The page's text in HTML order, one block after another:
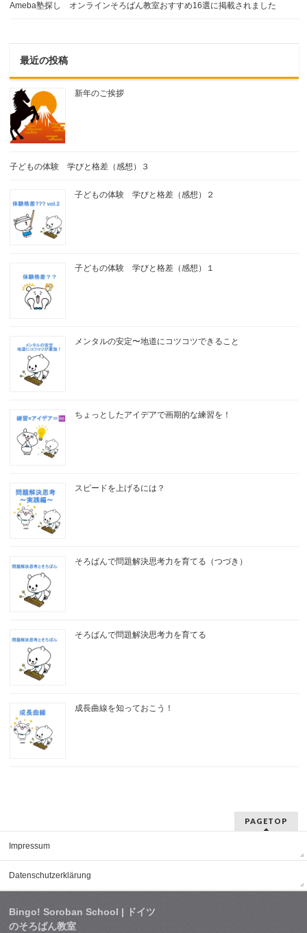
Ameba塾探し オンラインそろばん教室おすすめ16選に掲載されました
最近の投稿
新年のご挨拶
子どもの体験 学びと格差（感想）３
子どもの体験 学びと格差（感想）２
子どもの体験 学びと格差（感想）１
メンタルの安定〜地道にコツコツできること
ちょっとしたアイデアで画期的な練習を！
スピードを上げるには？
そろばんで問題解決思考力を育てる（つづき）
そろばんで問題解決思考力を育てる
成長曲線を知っておこう！
PAGETOP
Impressum
Datenschutzerklärung
Bingo! Soroban School | ドイツ
のそろばん教室